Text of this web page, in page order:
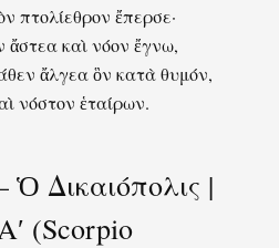
πτολίεθρον ἔπερσε·
καὶ νόον ἔγνω,
ἄλγεα ὃν κατὰ θυμόν,
νόστον ἑταίρων.
Ὁ Δικαιόπολις |
(Scorpio